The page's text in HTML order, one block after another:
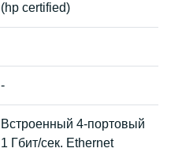
(hp certified)
-
Встроенный 4-портовый
1 Гбит/сек. Ethernet